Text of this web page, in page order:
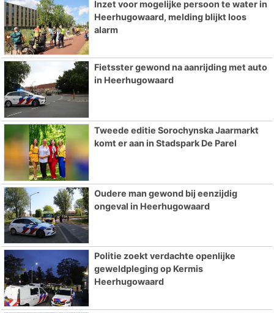
Inzet voor mogelijke persoon te water in
Heerhugowaard, melding blijkt loos
alarm
Fietsster gewond na aanrijding met auto
in Heerhugowaard
Tweede editie Sorochynska Jaarmarkt
komt er aan in Stadspark De Parel
Oudere man gewond bij eenzijdig
ongeval in Heerhugowaard
Politie zoekt verdachte openlijke
geweldpleging op Kermis
Heerhugowaard